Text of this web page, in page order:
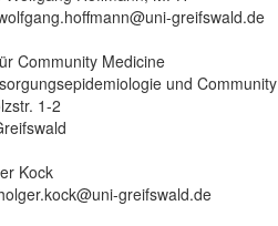
greifswald.de
Community Medicine
und
1-2
Kock
greifswald.de